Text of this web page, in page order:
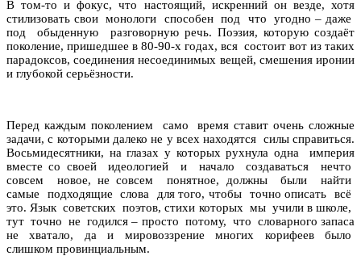
В том-то и фокус, что настоящий, искренний он везде, хотя
стилизовать свои монологи способен под что угодно – даже
под обыденную разговорную речь. Поэзия, которую создаёт
поколение, пришедшее в 80-90-х годах, вся состоит вот из таких
парадоксов, соединения несоединимых вещей, смешения иронии
и глубокой серьёзности.
Перед каждым поколением само время ставит очень сложные
задачи, с которыми далеко не у всех находятся силы справиться.
Восьмидесятники, на глазах у которых рухнула одна империя
вместе со своей идеологией и начало создаваться нечто
совсем новое, не совсем понятное, должны были найти
самые подходящие слова для того, чтобы точно описать всё
это. Язык советских поэтов, стихи которых мы учили в школе,
тут точно не годился – просто потому, что словарного запаса
не хватало, да и мировоззрение многих корифеев было
слишком провинциальным.